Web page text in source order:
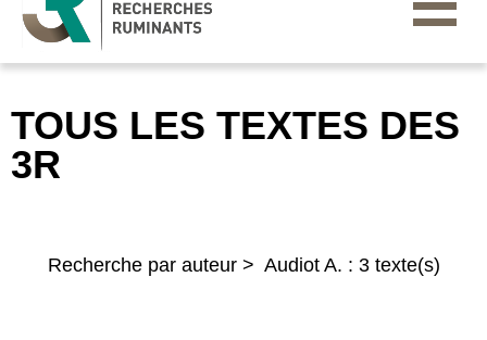
TOUS LES TEXTES DES
3R
Recherche par auteur > Audiot A. : 3 texte(s)